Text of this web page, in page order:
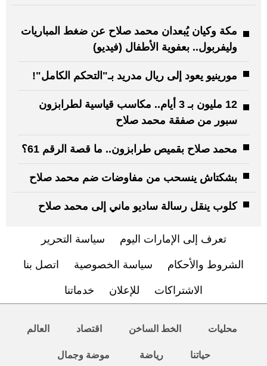
مكة وكيان يُبعدان محمد صلاح عن ضغط المباريات
وليفربول.. بعفوية الأطفال (فيديو)
مورينيو يعود إلى ريال مدريد بـ"التحكم الكامل"!
12 مليون بـ 3 أيام.. مكاسب قياسية لطرابزون
سبور من صفقة محمد صلاح
محمد صلاح بقميص طرابزون.. ما قصة الرقم 61؟
بشكتاش ينسحب من مفاوضات ضم محمد صلاح
كلوب ينقل رسالة ساديو ماني إلى محمد صلاح
تعرف إلى الإمارات اليوم سياسة التحرير
الشروط والأحكام سياسة الخصوصية اتصل بنا
الاشتراكات للإعلان خدماتنا
محليات الخط الساخن اقتصاد العالم
حياتنا رياضة موضة وجمال